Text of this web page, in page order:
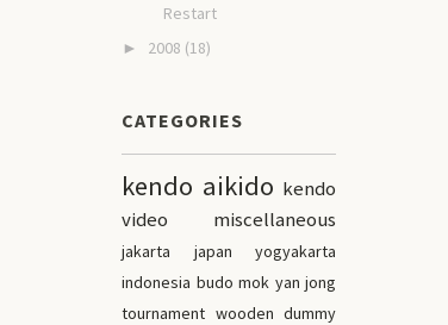
Restart
► 2008 (18)
CATEGORIES
kendo aikido kendo
video
miscellaneous
jakarta japan
yogyakarta
indonesia budo mok yan jong
tournament wooden dummy